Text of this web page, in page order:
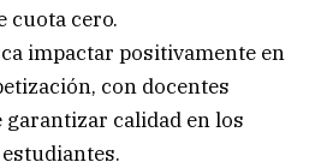
cuota cero.
impactar positivamente en
con docentes
garantizar calidad en los